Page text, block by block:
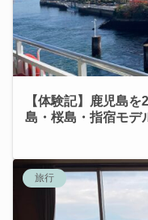
【体験記】鹿児島
島・桜島・指宿モデ
旅行